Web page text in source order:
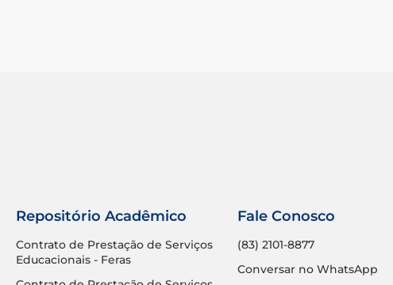
Repositório Acadêmico
Contrato de Prestação de Serviços
Educacionais - Feras
Fale Conosco
(83) 2101-8877
Conversar no WhatsApp